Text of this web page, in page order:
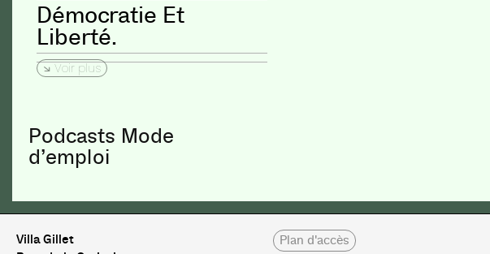
Démocratie Et
Liberté.
Voir plus
Podcasts Mode
d’emploi
Villa Gillet
Plan d'accès